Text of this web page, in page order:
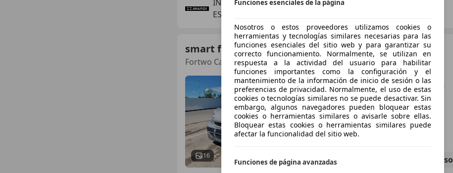
INARDI AUTOMOVILES, S.L.
ES-8201 SABADELL
smart forTwo
Fortwo Cabrio 52 mhd Passion Aut. Passion
16
€ 3.700 Súperoferta
06/2009
Funciones esenciales de la página
Nosotros o estos proveedores utilizamos cookies o
herramientas y tecnologías similares necesarias para las
funciones esenciales del sitio web y para garantizar su
correcto funcionamiento. Normalmente, se utilizan en
respuesta a la actividad del usuario para habilitar
funciones importantes como la configuración y el
mantenimiento de la información de inicio de sesión o las
preferencias de privacidad. Normalmente, el uso de estas
cookies o tecnologías similares no se puede desactivar. Sin
embargo, algunos navegadores pueden bloquear estas
cookies o herramientas similares o avisarle sobre ellas.
Bloquear estas cookies o herramientas similares puede
afectar la funcionalidad del sitio web.
Funciones de página avanzadas